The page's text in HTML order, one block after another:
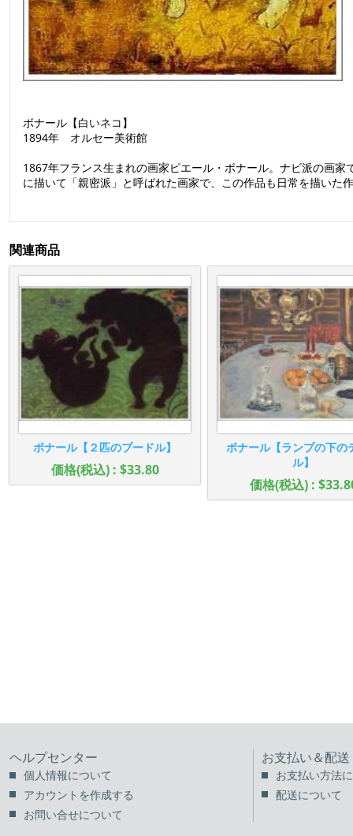
ボナール【白いネコ】
1894年 オルセー美術館
1867年フランス生まれの画家ピエール・ボナール。ナビ派の画
に描いて「親密派」と呼ばれた画家で、この作品も日常を描いた
関連商品
ボナール【２匹のプードル】
価格(税込) : $33.80
ボナール【ランプの下の
ル】
価格(税込) :
ヘルプセンター
個人情報について
アカウントを作成する
お問い合せについて
お支払い＆配送
お支払い方法
配送について